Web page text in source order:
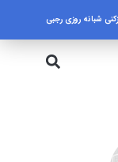
شبانه روزی رجبی